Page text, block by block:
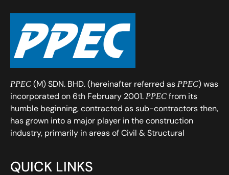
PPEC (M) SDN. BHD. (hereinafter referred as PPEC) was
incorporated on 6th February 2001. PPEC from its
humble beginning, contracted as sub-contractors then,
has grown into a major player in the construction
industry, primarily in areas of Civil & Structural
QUICK LINKS